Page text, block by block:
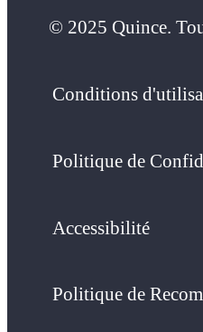
© 2025 Quince.
Conditions
Politique de
Accessibilité
Politique de